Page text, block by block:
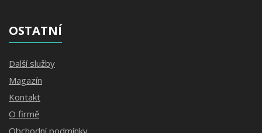
OSTATNÍ
Další služby
Magazín
Kontakt
O firmě
Obchodní podmínky